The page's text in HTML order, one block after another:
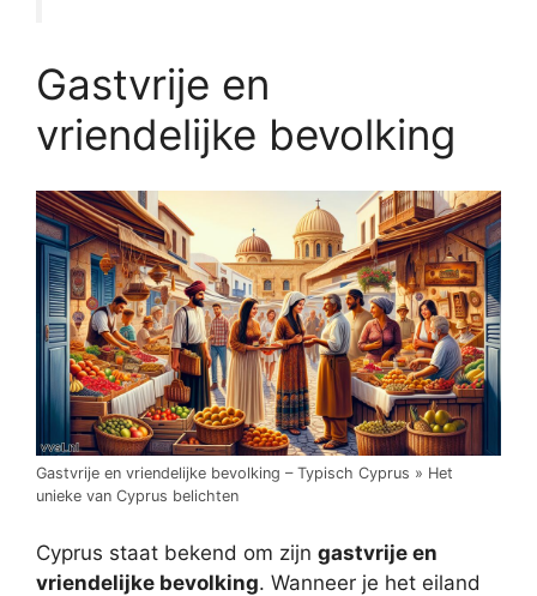
Gastvrije en
vriendelijke bevolking
Gastvrije en vriendelijke bevolking – Typisch Cyprus » Het
unieke van Cyprus belichten
Cyprus staat bekend om zijn gastvrije en
vriendelijke bevolking. Wanneer je het eiland